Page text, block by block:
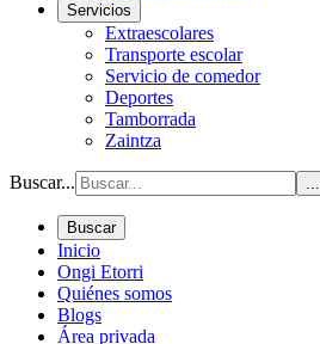
Servicios
Extraescolares
Transporte escolar
Servicio de comedor
Deportes
Tamborrada
Zaintza
Buscar... ...
Buscar
Inicio
Ongi Etorri
Quiénes somos
Blogs
Área privada